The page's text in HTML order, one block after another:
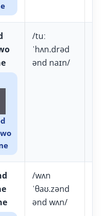
/tuː
ˈhʌn.drəd
ənd naɪn/
/wʌn
ˈθaʊ.zənd
ənd wʌn/